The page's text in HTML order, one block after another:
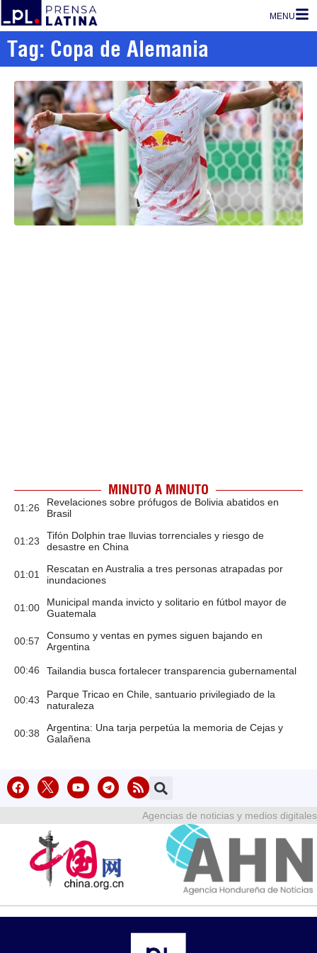
MENU
Tag: Copa de Alemania
MINUTO A MINUTO
01:26
Revelaciones sobre prófugos de Bolivia abatidos en
Brasil
01:23
Tifón Dolphin trae lluvias torrenciales y riesgo de
desastre en China
01:01
Rescatan en Australia a tres personas atrapadas por
inundaciones
01:00
Municipal manda invicto y solitario en fútbol mayor de
Guatemala
00:57
Consumo y ventas en pymes siguen bajando en
Argentina
00:46 Tailandia busca fortalecer transparencia gubernamental
00:43
Parque Tricao en Chile, santuario privilegiado de la
naturaleza
00:38
Argentina: Una tarja perpetúa la memoria de Cejas y
Galañena
Agencias de noticias y medios digitales